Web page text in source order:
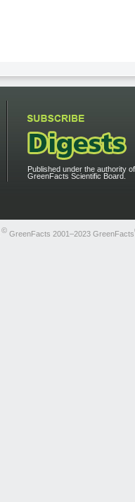
Published under the authority
GreenFacts Scientific Board.
© GreenFacts 2001–2023 GreenFacts